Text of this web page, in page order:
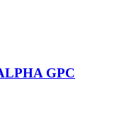
GPC